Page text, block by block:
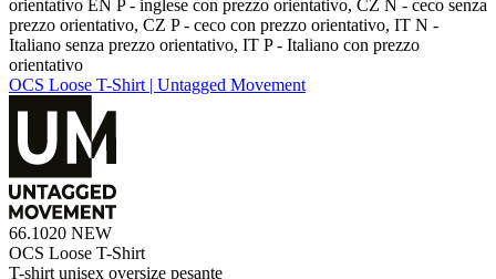
orientativo EN P - inglese con prezzo orientativo, CZ N - ceco senza
prezzo orientativo, CZ P - ceco con prezzo orientativo, IT N -
Italiano senza prezzo orientativo, IT P - Italiano con prezzo
orientativo
OCS Loose T-Shirt | Untagged Movement
66.1020 NEW
OCS Loose T-Shirt
T-shirt unisex oversize pesante